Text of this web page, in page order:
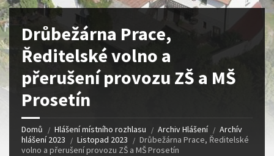
Drůbežárna Prace,
Ředitelské volno a
přerušení provozu ZŠ a MŠ
Prosetín
Domů Hlášení místního rozhlasu Archiv Hlášení
Archív
hlášení 2023
Listopad 2023
Drůbežárna Prace, Ředitelské
volno a přerušení provozu ZŠ a MŠ Prosetín